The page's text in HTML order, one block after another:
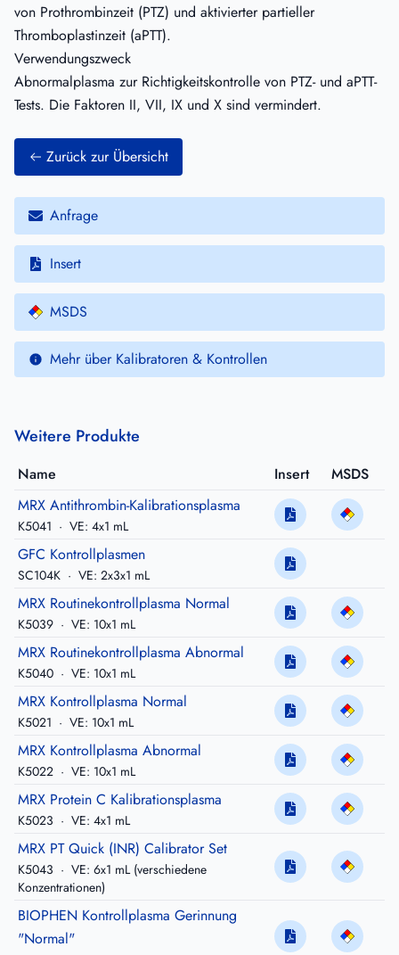
von Prothrombinzeit (PTZ) und aktivierter partieller
Thromboplastinzeit (aPTT).
Verwendungszweck
Abnormalplasma zur Richtigkeitskontrolle von PTZ- und aPTT-
Tests. Die Faktoren II, VII, IX und X sind vermindert.
Zurück zur Übersicht
Anfrage
Insert
MSDS
Mehr über Kalibratoren & Kontrollen
Weitere Produkte
Name Insert
MSDS
MRX Antithrombin-Kalibrationsplasma
K5041 · VE: 4x1 mL
GFC Kontrollplasmen
SC104K · VE: 2x3x1 mL
MRX Routinekontrollplasma Normal
K5039 · VE: 10x1 mL
MRX Routinekontrollplasma Abnormal
K5040 · VE: 10x1 mL
MRX Kontrollplasma Normal
K5021 · VE: 10x1 mL
MRX Kontrollplasma Abnormal
K5022 · VE: 10x1 mL
MRX Protein C Kalibrationsplasma
K5023 · VE: 4x1 mL
MRX PT Quick (INR) Calibrator Set
K5043 · VE: 6x1 mL (verschiedene
Konzentrationen)
BIOPHEN Kontrollplasma Gerinnung
"Normal"